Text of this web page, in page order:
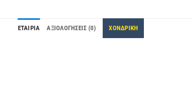
ΕΤΑΙΡΊΑ ΑΞΙΟΛΟΓΉΣΕΙΣ (0) ΧΟΝΔΡΙΚΗ